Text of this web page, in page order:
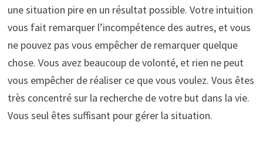
une situation pire en un résultat possible. Votre intuition
vous fait remarquer l’incompétence des autres, et vous
ne pouvez pas vous empêcher de remarquer quelque
chose. Vous avez beaucoup de volonté, et rien ne peut
vous empêcher de réaliser ce que vous voulez. Vous êtes
très concentré sur la recherche de votre but dans la vie.
Vous seul êtes suffisant pour gérer la situation.